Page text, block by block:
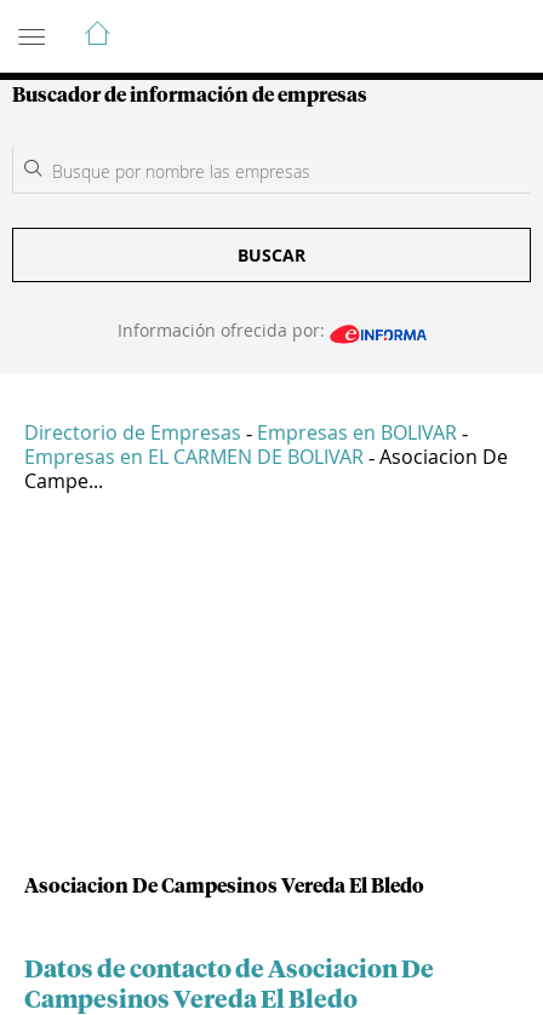
Guía de Empresas Colombianas
Buscador de información de empresas
BUSCAR
Información ofrecida por:
Directorio de Empresas - Empresas en BOLIVAR -
Empresas en EL CARMEN DE BOLIVAR - Asociacion De
Campe...
Asociacion De Campesinos Vereda El Bledo
Datos de contacto de Asociacion De
Campesinos Vereda El Bledo